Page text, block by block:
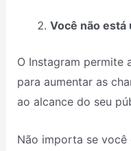
Você não
O Instagram permite
para aumentar as
ao alcance do seu
Não importa se você